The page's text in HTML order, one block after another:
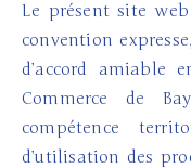
Le présent site
convention
d’accord amiable
Commerce de
compétence
d’utilisation des